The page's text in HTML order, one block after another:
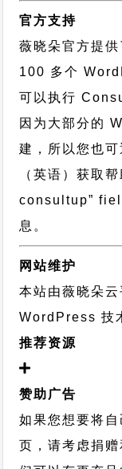
官方支持
薇晓朵官方提
100 多个
可以执行
因为大部分的
建，所以您也
（英语）获取
consultup”
息。
网站维护
本站由薇晓朵
WordPress 技
推荐资源
赞助广告
如果您想要将
页，请考虑捐